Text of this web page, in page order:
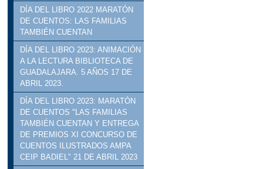
DÍA DEL LIBRO 2022 MARATÓN
DE CUENTOS: LAS FAMILIAS
TAMBIÉN CUENTAN
DÍA DEL LIBRO 2023: ANIMACIÓN
A LA LECTURA BIBLIOTECA DE
GUADALAJARA. 5 AÑOS 17 DE
ABRIL 2023.
DÍA DEL LIBRO 2023: MARATÓN
DE CUENTOS "LAS FAMILIAS
TAMBIÉN CUENTAN Y ENTREGA
DE PREMIOS XI CONCURSO DE
CUENTOS ILUSTRADOS AMPA
CEIP BADIEL" 21 DE ABRIL 2023